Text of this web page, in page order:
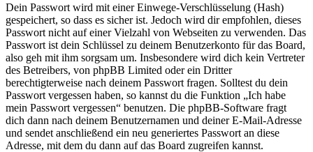
Dein Passwort wird mit einer Einwege-Verschlüsselung (Hash)
gespeichert, so dass es sicher ist. Jedoch wird dir empfohlen, dieses
Passwort nicht auf einer Vielzahl von Webseiten zu verwenden. Das
Passwort ist dein Schlüssel zu deinem Benutzerkonto für das Board,
also geh mit ihm sorgsam um. Insbesondere wird dich kein Vertreter
des Betreibers, von phpBB Limited oder ein Dritter
berechtigterweise nach deinem Passwort fragen. Solltest du dein
Passwort vergessen haben, so kannst du die Funktion „Ich habe
mein Passwort vergessen“ benutzen. Die phpBB-Software fragt
dich dann nach deinem Benutzernamen und deiner E-Mail-Adresse
und sendet anschließend ein neu generiertes Passwort an diese
Adresse, mit dem du dann auf das Board zugreifen kannst.